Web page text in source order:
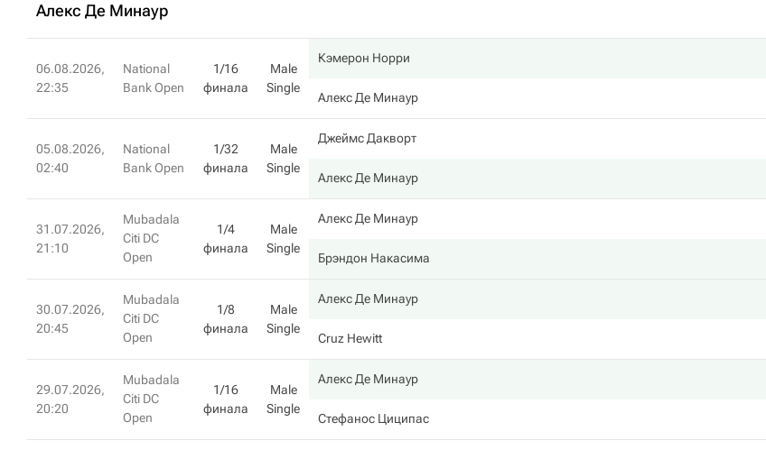
Алекс Де Минаур
06.08.2026,
22:35
National
Bank Open
1/16
финала
Male
Single
Кэмерон Норри
Алекс Де Минаур
05.08.2026,
02:40
National
Bank Open
1/32
финала
Male
Single
Джеймс Дакворт
Алекс Де Минаур
31.07.2026,
21:10
Mubadala
Citi DC
Open
1/4
финала
Male
Single
Алекс Де Минаур
Брэндон Накаcима
30.07.2026,
20:45
Mubadala
Citi DC
Open
1/8
финала
Male
Single
Алекс Де Минаур
Cruz Hewitt
29.07.2026,
20:20
Mubadala
Citi DC
Open
1/16
финала
Male
Single
Алекс Де Минаур
Стефанос Циципас